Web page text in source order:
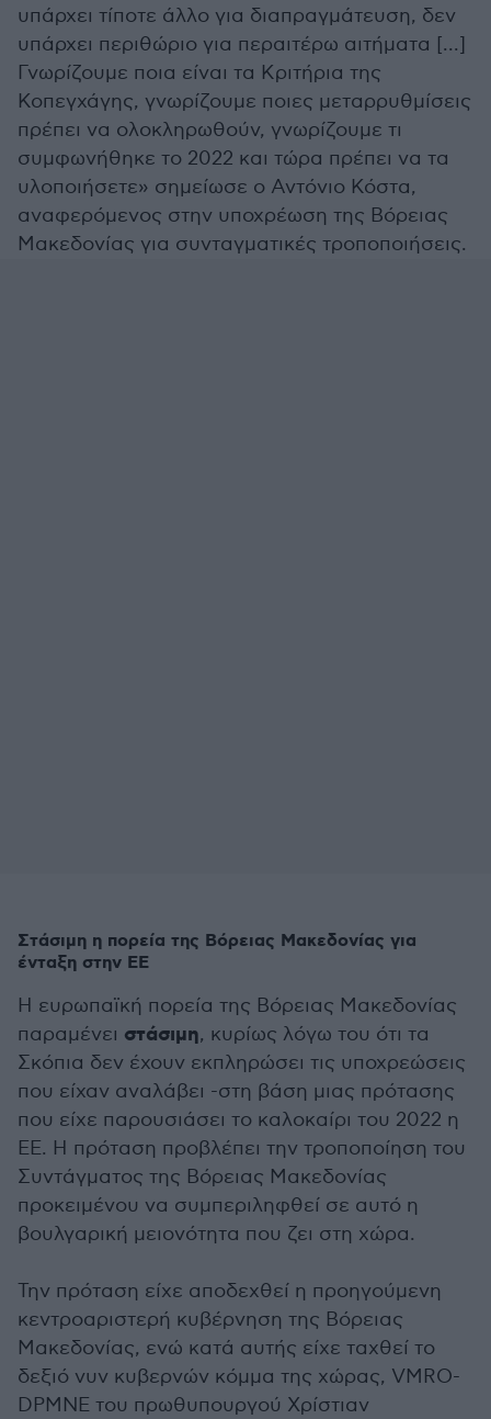
υπάρχει τίποτε άλλο για διαπραγμάτευση, δεν
υπάρχει περιθώριο για περαιτέρω αιτήματα [...]
Γνωρίζουμε ποια είναι τα Κριτήρια της
Κοπεγχάγης, γνωρίζουμε ποιες μεταρρυθμίσεις
πρέπει να ολοκληρωθούν, γνωρίζουμε τι
συμφωνήθηκε το 2022 και τώρα πρέπει να τα
υλοποιήσετε» σημείωσε ο Αντόνιο Κόστα,
αναφερόμενος στην υποχρέωση της Βόρειας
Μακεδονίας για συνταγματικές τροποποιήσεις.
Στάσιμη η πορεία της Βόρειας Μακεδονίας για
ένταξη στην ΕΕ
Η ευρωπαϊκή πορεία της Βόρειας Μακεδονίας
παραμένει στάσιμη, κυρίως λόγω του ότι τα
Σκόπια δεν έχουν εκπληρώσει τις υποχρεώσεις
που είχαν αναλάβει -στη βάση μιας πρότασης
που είχε παρουσιάσει το καλοκαίρι του 2022 η
ΕΕ. Η πρόταση προβλέπει την τροποποίηση του
Συντάγματος της Βόρειας Μακεδονίας
προκειμένου να συμπεριληφθεί σε αυτό η
βουλγαρική μειονότητα που ζει στη χώρα.
Την πρόταση είχε αποδεχθεί η προηγούμενη
κεντροαριστερή κυβέρνηση της Βόρειας
Μακεδονίας, ενώ κατά αυτής είχε ταχθεί το
δεξιό νυν κυβερνών κόμμα της χώρας, VMRO-
DPMNE του πρωθυπουργού Χρίστιαν